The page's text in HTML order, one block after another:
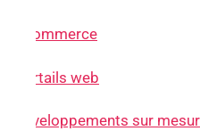
~ eCommerce
~ Portails web
~ Développements sur